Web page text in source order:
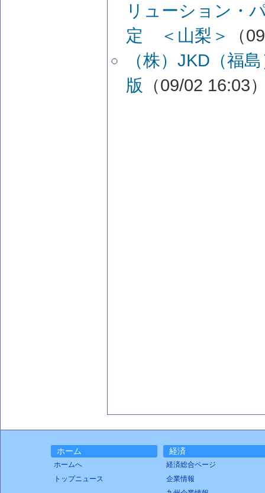
リューション・
定 ＜山梨＞
（
（株）JKD（福
版 （09/02 16:03
ホーム
ホームへ
トップニュース
経済
経済総合ページ
企業情報